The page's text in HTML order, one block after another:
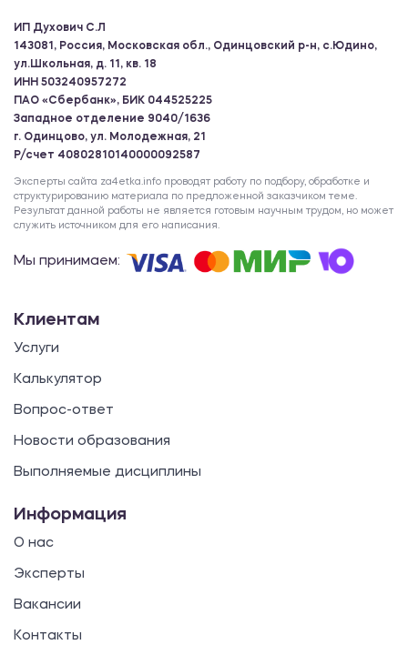
ИП Духович С.Л
143081, Россия, Московская обл., Одинцовский р-н, с.Юдино,
ул.Школьная, д. 11, кв. 18
ИНН 503240957272
ПАО «Сбербанк», БИК 044525225
Западное отделение 9040/1636
г. Одинцово, ул. Молодежная, 21
Р/счет 40802810140000092587
Эксперты сайта za4etka.info проводят работу по подбору, обработке и
структурированию материала по предложенной заказчиком теме.
Результат данной работы не является готовым научным трудом, но может
служить источником для его написания.
Мы принимаем:
Клиентам
Услуги
Калькулятор
Вопрос-ответ
Новости образования
Выполняемые дисциплины
Информация
О нас
Эксперты
Вакансии
Контакты